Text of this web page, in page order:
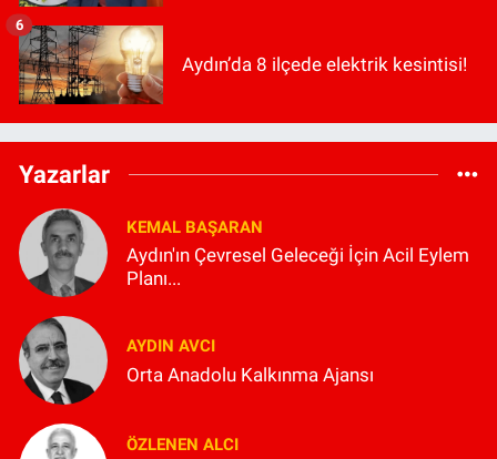
Aydın’da 8 ilçede elektrik kesintisi!
6
Yazarlar
KEMAL BAŞARAN
Aydın'ın Çevresel Geleceği İçin Acil Eylem
Planı...
AYDIN AVCI
Orta Anadolu Kalkınma Ajansı
ÖZLENEN ALCI